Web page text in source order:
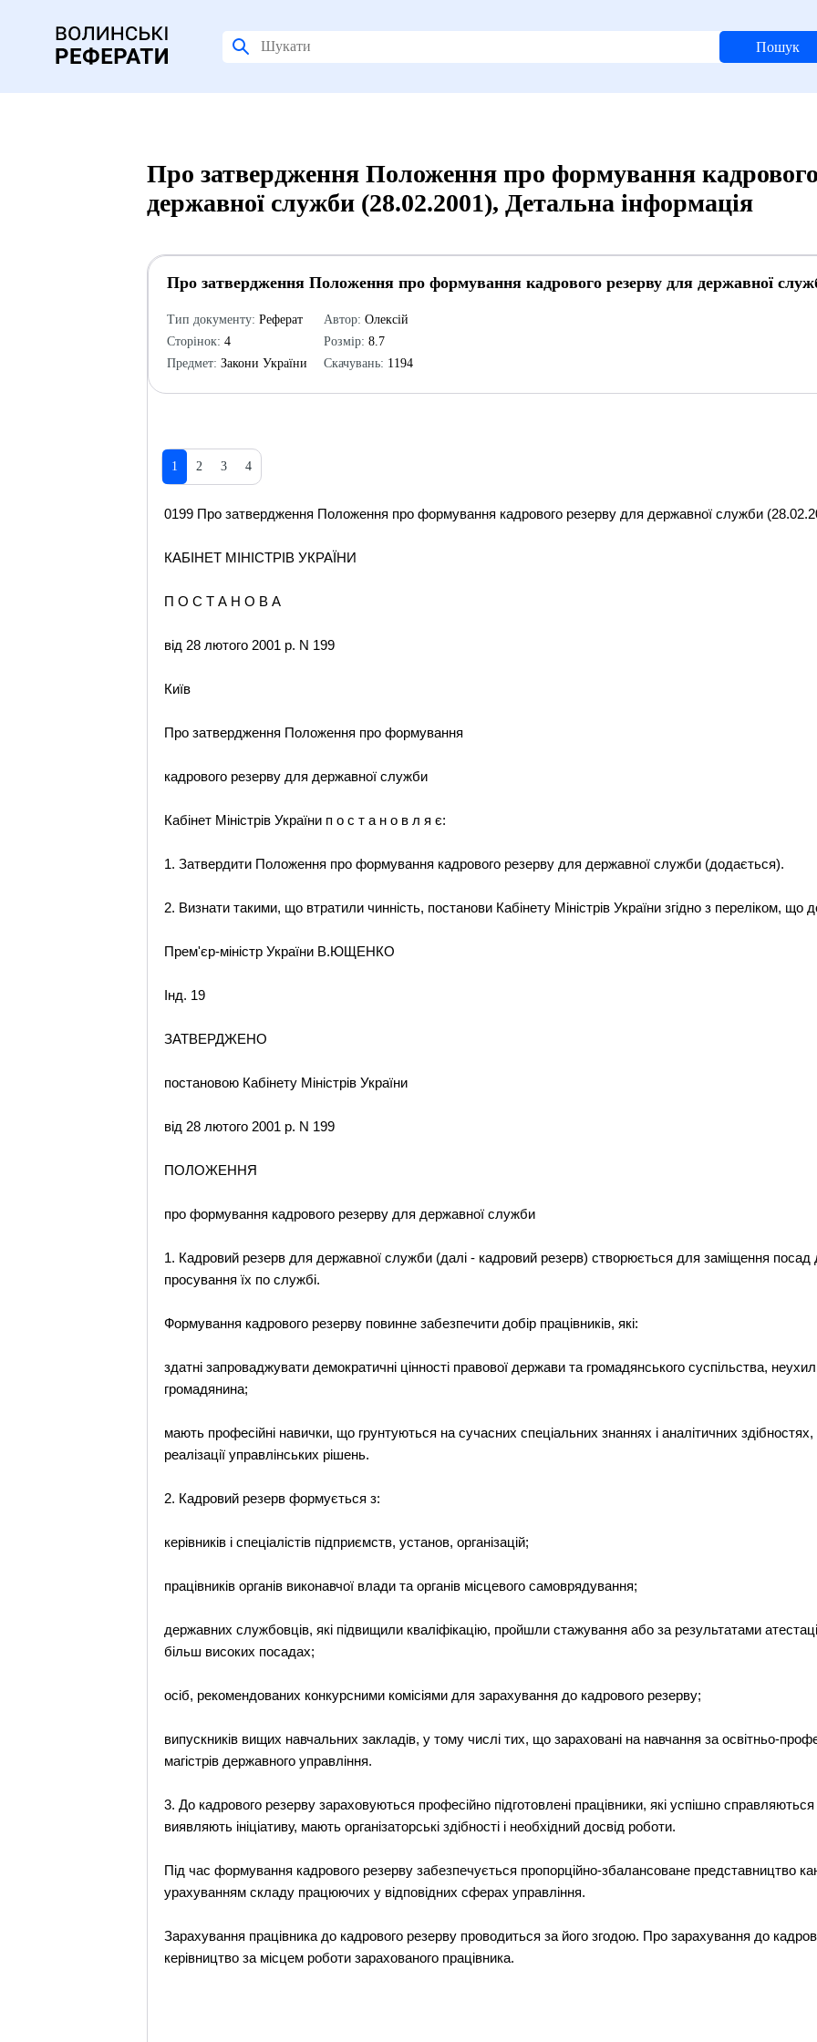
Пошук
Про затвердження Положення про формування
державної служби (28.02.2001), Детальна інформація
Про затвердження Положення про формування кадрового резерву для державної
Тип документу: Реферат
Сторінок: 4
Предмет: Закони України
Автор: Олексій
Розмір: 8.7
Скачувань: 1194
1 2 3 4
0199 Про затвердження Положення про формування кадрового резерву для державної служби
КАБІНЕТ МІНІСТРІВ УКРАЇНИ
П О С Т А Н О В А
від 28 лютого 2001 р. N 199
Київ
Про затвердження Положення про формування
кадрового резерву для державної служби
Кабінет Міністрів України п о с т а н о в л я є:
1. Затвердити Положення про формування кадрового резерву для державної служби (додається).
2. Визнати такими, що втратили чинність, постанови Кабінету Міністрів України згідно з переліком, що
Прем'єр-міністр України В.ЮЩЕНКО
Інд. 19
ЗАТВЕРДЖЕНО
постановою Кабінету Міністрів України
від 28 лютого 2001 р. N 199
ПОЛОЖЕННЯ
про формування кадрового резерву для державної служби
1. Кадровий резерв для державної служби (далі - кадровий резерв) створюється для заміщення
просування їх по службі.
Формування кадрового резерву повинне забезпечити добір працівників, які:
здатні запроваджувати демократичні цінності правової держави та громадянського суспільства,
громадянина;
мають професійні навички, що грунтуються на сучасних спеціальних знаннях і аналітичних
реалізації управлінських рішень.
2. Кадровий резерв формується з:
керівників і спеціалістів підприємств, установ, організацій;
працівників органів виконавчої влади та органів місцевого самоврядування;
державних службовців, які підвищили кваліфікацію, пройшли стажування або за результатами
більш високих посадах;
осіб, рекомендованих конкурсними комісіями для зарахування до кадрового резерву;
випускників вищих навчальних закладів, у тому числі тих, що зараховані на навчання за освітньо-
магістрів державного управління.
3. До кадрового резерву зараховуються професійно підготовлені працівники, які успішно
виявляють ініціативу, мають організаторські здібності і необхідний досвід роботи.
Під час формування кадрового резерву забезпечується пропорційно-збалансоване представництво
урахуванням складу працюючих у відповідних сферах управління.
Зарахування працівника до кадрового резерву проводиться за його згодою. Про зарахування до
керівництво за місцем роботи зарахованого працівника.